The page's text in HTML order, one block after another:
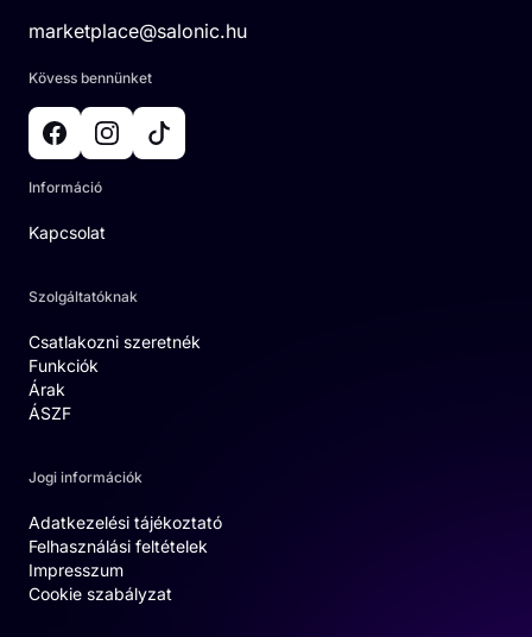
marketplace@salonic.hu
Kövess bennünket
Információ
Kapcsolat
Szolgáltatóknak
Csatlakozni szeretnék
Funkciók
Árak
ÁSZF
Jogi információk
Adatkezelési tájékoztató
Felhasználási feltételek
Impresszum
Cookie szabályzat